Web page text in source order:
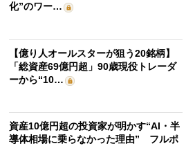
化”のワー…
【億り人オールスターが狙う20銘柄】
「総資産69億円超」90歳現役トレーダ
ーから“10…
資産10億円超の投資家が明かす“AI・半
導体相場に乗らなかった理由” フルポ